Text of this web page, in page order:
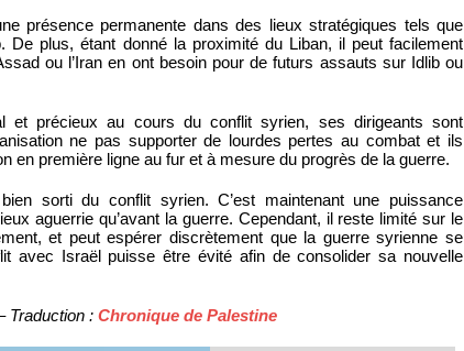
présence permanente dans des lieux stratégiques tels que
De plus, étant donné la proximité du Liban, il peut facilement
ou l’Iran en ont besoin pour de futurs assauts sur Idlib ou
et précieux au cours du conflit syrien, ses dirigeants sont
ne pas supporter de lourdes pertes au combat et ils
en première ligne au fur et à mesure du progrès de la guerre.
sorti du conflit syrien. C’est maintenant une puissance
aguerrie qu’avant la guerre. Cependant, il reste limité sur le
et peut espérer discrètement que la guerre syrienne se
avec Israël puisse être évité afin de consolider sa nouvelle
Traduction : Chronique de Palestine